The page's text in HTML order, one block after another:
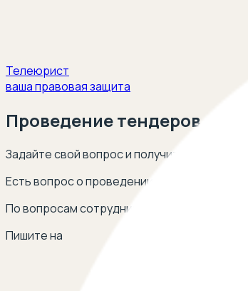
Телеюрист
ваша правовая защита
Проведение тендеров
Задайте свой вопрос и получите ответ
Есть вопрос о проведении тендеров?
По вопросам сотрудничества
Пишите на